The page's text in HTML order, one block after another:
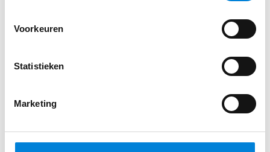
Voorkeuren
Statistieken
Marketing